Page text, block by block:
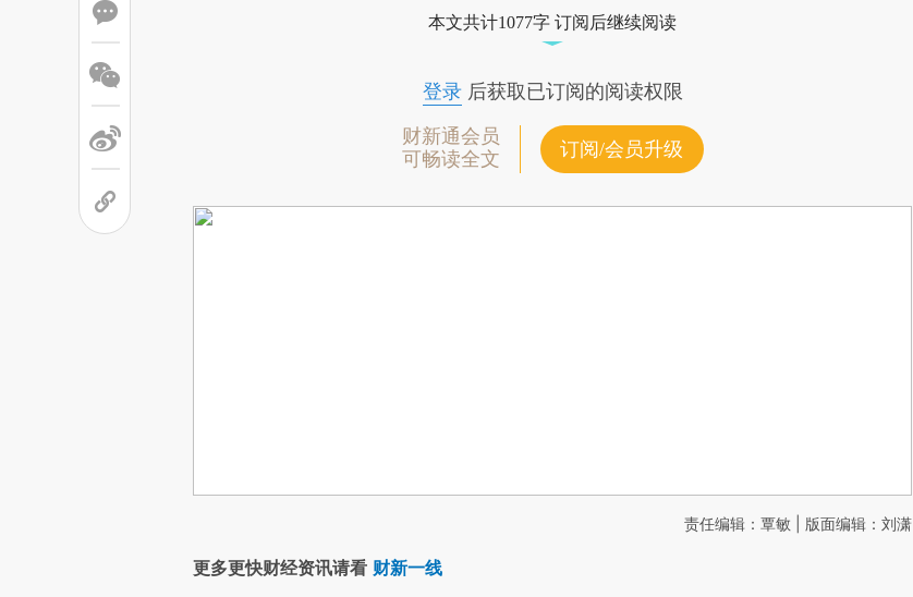
本文共计1077字 订阅后继续阅读
登录后获取已订阅的阅读权限
财新通会员
可畅读全文
订阅/会员升级
责任编辑：覃敏 | 版面编辑：刘潇
更多更快财经资讯请看 财新一线